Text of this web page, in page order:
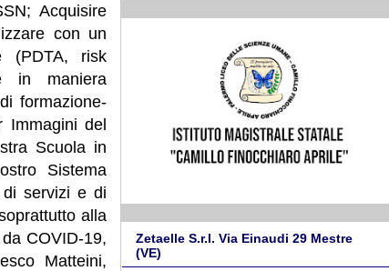
Acquisire
con un
(PDTA, risk
in maniera
formazione-
Immagini del
Scuola in
Sistema
di servizi e di
alla
COVID-19,
Matteini,
Zetaelle S.r.l. Via Einaudi 29 Mestre
(VE)